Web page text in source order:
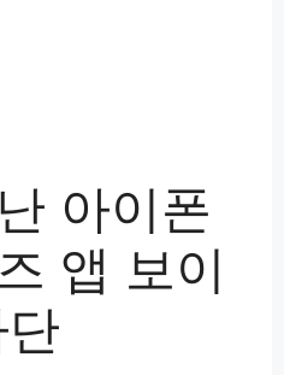
아이폰
앱 보이